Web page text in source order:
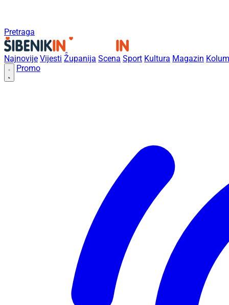
Pretraga
Najnovije Vijesti Županija Scena Sport Kultura Magazin
Promo